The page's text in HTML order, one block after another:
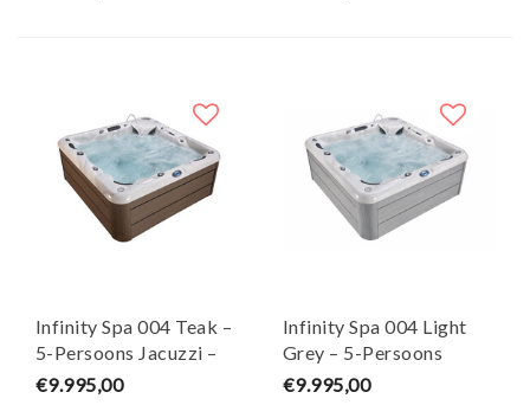
Infinity Spa 004 Teak –
5-Persoons Jacuzzi –
Wellness Tub
€9.995,00
Infinity Spa 004 Light
Grey – 5-Persoons
Jacuzzi – Wellness Tub
€9.995,00